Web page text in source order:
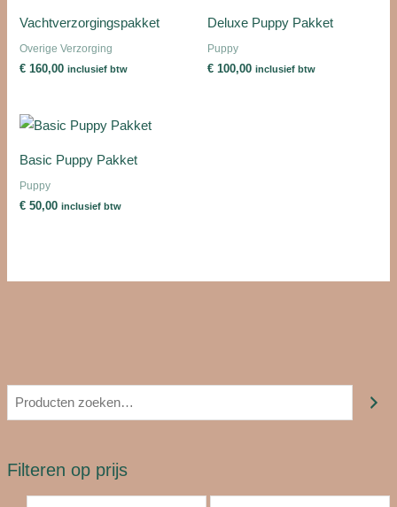
Filteren op prijs
Vachtverzorgingspakket
Overige Verzorging
€ 160,00 inclusief btw
Deluxe Puppy Pakket
Puppy
€ 100,00 inclusief btw
Basic Puppy Pakket
Puppy
€ 50,00 inclusief btw